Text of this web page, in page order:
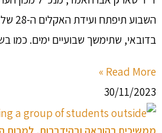
בדובאי, שתימשך שבועיים ימים. כמו
Read More »
30/11/2023